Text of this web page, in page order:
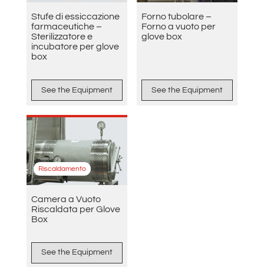
Stufe di essiccazione
farmaceutiche –
Sterilizzatore e
incubatore per glove
box
See the Equipment
Forno tubolare –
Forno a vuoto per
glove box
See the Equipment
Riscaldamento
Camera a Vuoto
Riscaldata per Glove
Box
See the Equipment